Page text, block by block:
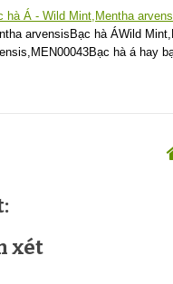
hà Á - Wild Mint,Mentha
arvensisBạc hà ÁWild
hà á hay
xét